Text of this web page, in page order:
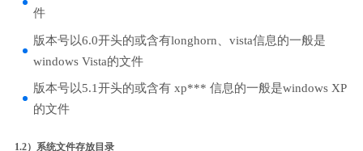
件
版本号以6.0开头的或含有longhorn、vista信息的一般是
windows Vista的文件
版本号以5.1开头的或含有 xp*** 信息的一般是windows XP
的文件
1.2）系统文件存放目录